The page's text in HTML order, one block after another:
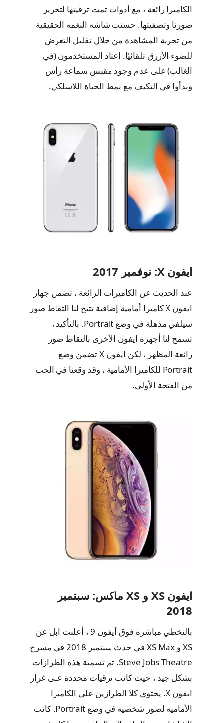
الكاميرا رائعة ، مع أدوات تمت ترقيتها لتحرير
صورنا وتصفيتها. حسنت شاشة النغمة الحقيقية
من تجربة المشاهدة من خلال تقليل التعرض
للضوء الأزرق تلقائيًا. اعتاد المستخدمون (في
الغالب) على عدم وجود مقبس سماعة رأس
وبدأوا في التكيف مع نمط الحياة اللاسلكي.
ايفون X: نوفمبر 2017
عند الحديث عن الكاميرات الرائعة ، تضمن جهاز
ايفون X كاميرا أمامية إضافية تتيح لنا التقاط صور
سيلفي مذهلة في وضع Portrait. بالتأكيد ،
تسمح لنا أجهزة ايفون الأخرى بالتقاط صور
رائعة المظهر ، لكن ايفون X تضمن وضع
Portrait للكاميرا الأمامية ، وقد وقعنا في الحب
من الفتحة الأولى.
ايفون XS و XS ماكس: سبتمبر
2018
بالتخطي مباشرة فوق آيفون 9 ، أعلنت ابل عن
XS و XS Max في حدث سبتمبر 2018 في مسرح
Steve Jobs Theatre. تم تسمية هذه الطرازات
بشكل جيد ، حيث كانت ترقيات محددة على غرار
ايفون X. يحتوي كلا الطرازين على الكاميرا
الأمامية لصور شخصية في وضع Portrait. كانت